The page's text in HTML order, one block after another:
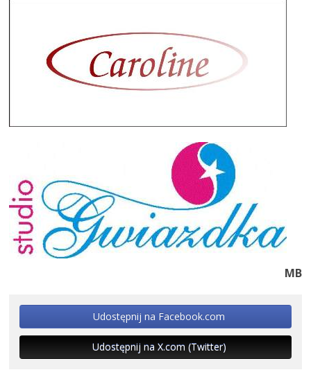
MB
Udostępnij na Facebook.com
Udostępnij na X.com (Twitter)